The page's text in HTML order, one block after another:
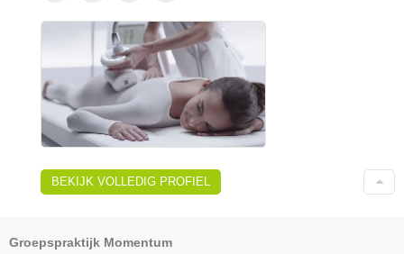
BEKIJK VOLLEDIG PROFIEL
Groepspraktijk Momentum